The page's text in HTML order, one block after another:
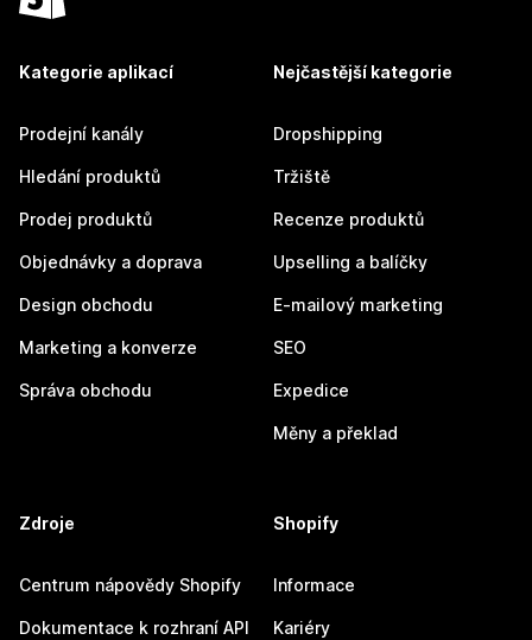
Kategorie aplikací
Prodejní kanály
Hledání produktů
Prodej produktů
Objednávky a doprava
Design obchodu
Marketing a konverze
Správa obchodu
Nejčastější kategorie
Dropshipping
Tržiště
Recenze produktů
Upselling a balíčky
E-mailový marketing
SEO
Expedice
Měny a překlad
Zdroje
Centrum nápovědy Shopify
Dokumentace k rozhraní API
Shopify
Informace
Kariéry